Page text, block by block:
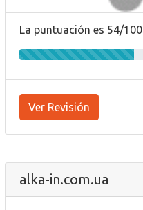
La puntuación es 54/100
Ver Revisión
alka-in.com.ua